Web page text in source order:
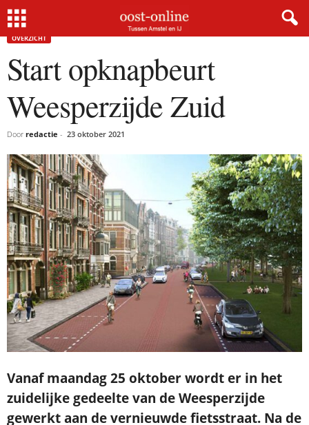
Home Start opknapbeurt Weesperzijde Zuid
OVERZICHT
Start opknapbeurt
Weesperzijde Zuid
Door redactie - 23 oktober 2021
Vanaf maandag 25 oktober wordt er in het
zuidelijke gedeelte van de Weesperzijde
gewerkt aan de vernieuwde fietsstraat. Na de